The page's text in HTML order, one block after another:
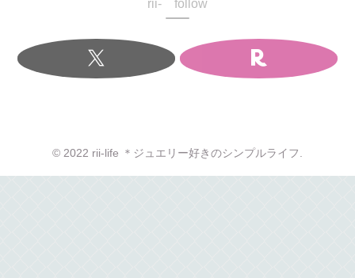
rii- follow
© 2022 rii-life ＊ジュエリー好きのシンプルライフ.